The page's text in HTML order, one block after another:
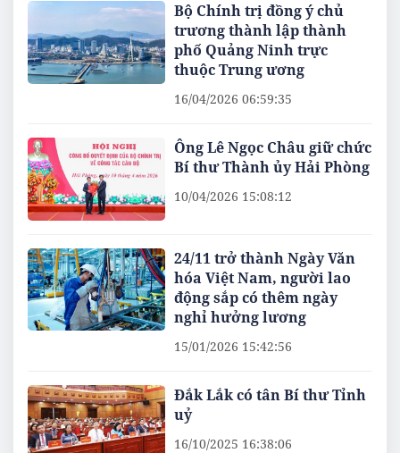
Bộ Chính trị đồng ý chủ
trương thành lập thành
phố Quảng Ninh trực
thuộc Trung ương
16/04/2026 06:59:35
Ông Lê Ngọc Châu giữ chức
Bí thư Thành ủy Hải Phòng
10/04/2026 15:08:12
24/11 trở thành Ngày Văn
hóa Việt Nam, người lao
động sắp có thêm ngày
nghỉ hưởng lương
15/01/2026 15:42:56
Đắk Lắk có tân Bí thư Tỉnh
uỷ
16/10/2025 16:38:06